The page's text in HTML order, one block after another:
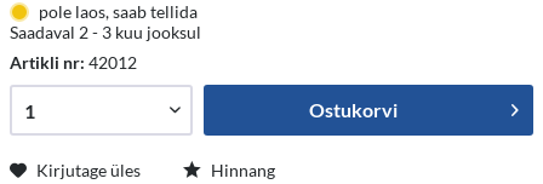
pole laos, saab tellida
Saadaval 2 - 3 kuu jooksul
Artikli nr: 42012
Ostukorvi
Kirjutage üles Hinnang